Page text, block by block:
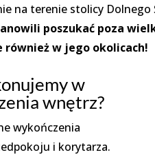
na terenie stolicy
poszukać poza
również w jego okolicach!
w
wnętrz?
wykończenia
i korytarza.